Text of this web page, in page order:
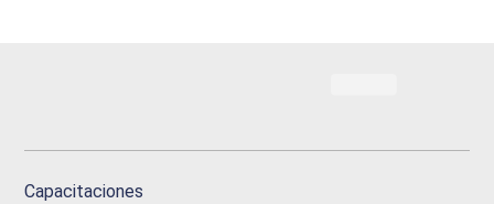
Capacitaciones